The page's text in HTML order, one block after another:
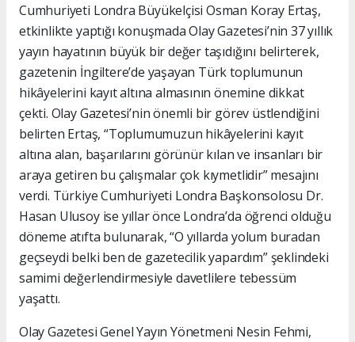
Cumhuriyeti Londra Büyükelçisi Osman Koray Ertaş,
etkinlikte yaptığı konuşmada Olay Gazetesi’nin 37 yıllık
yayın hayatının büyük bir değer taşıdığını belirterek,
gazetenin İngiltere’de yaşayan Türk toplumunun
hikâyelerini kayıt altına almasının önemine dikkat
çekti. Olay Gazetesi’nin önemli bir görev üstlendiğini
belirten Ertaş, “Toplumumuzun hikâyelerini kayıt
altına alan, başarılarını görünür kılan ve insanları bir
araya getiren bu çalışmalar çok kıymetlidir” mesajını
verdi. Türkiye Cumhuriyeti Londra Başkonsolosu Dr.
Hasan Ulusoy ise yıllar önce Londra’da öğrenci olduğu
döneme atıfta bulunarak, “O yıllarda yolum buradan
geçseydi belki ben de gazetecilik yapardım” şeklindeki
samimi değerlendirmesiyle davetlilere tebessüm
yaşattı.
Olay Gazetesi Genel Yayın Yönetmeni Nesin Fehmi,